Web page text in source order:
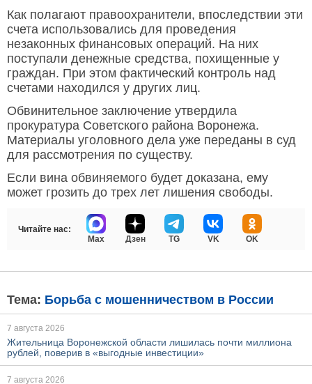
Как полагают правоохранители, впоследствии эти
счета использовались для проведения
незаконных финансовых операций. На них
поступали денежные средства, похищенные у
граждан. При этом фактический контроль над
счетами находился у других лиц.
Обвинительное заключение утвердила
прокуратура Советского района Воронежа.
Материалы уголовного дела уже переданы в суд
для рассмотрения по существу.
Если вина обвиняемого будет доказана, ему
может грозить до трех лет лишения свободы.
Читайте нас:
Max
Дзен TG VK OK
Тема: Борьба с мошенничеством в России
7 августа 2026
Жительница Воронежской области лишилась почти миллиона
рублей, поверив в «выгодные инвестиции»
7 августа 2026